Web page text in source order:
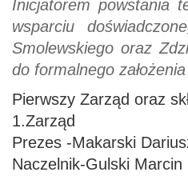
Inicjatorem powstania
wsparciu
Smolewskiego oraz
do formalnego
Pierwszy Zarząd oraz
1.Zarząd
Prezes -Makarski
Naczelnik-Gulski Marcin